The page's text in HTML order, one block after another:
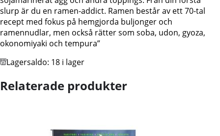
slurp är du en ramen-addict. Ramen består av ett 70-tal
recept med fokus på hemgjorda buljonger och
ramennudlar, men också rätter som soba, udon, gyoza,
okonomiyaki och tempura”
Lagersaldo: 18 i lager
Relaterade produkter